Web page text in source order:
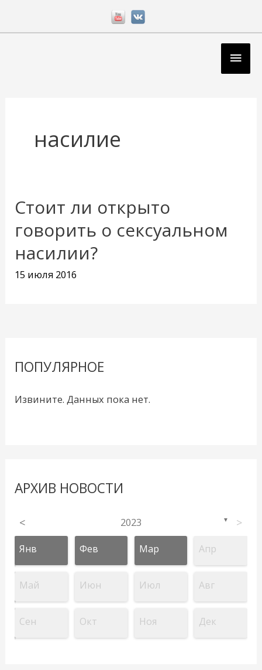
насилие
Стоит ли открыто
говорить о сексуальном
насилии?
15 июля 2016
ПОПУЛЯРНОЕ
Извините. Данных пока нет.
АРХИВ НОВОСТИ
< 2023 ▼ >
Янв Фев Мар Апр
Май Июн Июл Авг
Сен Окт Ноя Дек